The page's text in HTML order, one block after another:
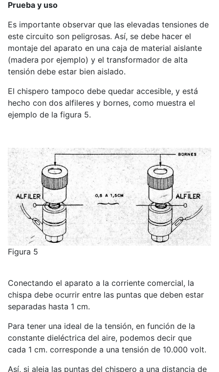
Prueba y uso
Es importante observar que las elevadas tensiones de
este circuito son peligrosas. Así, se debe hacer el
montaje del aparato en una caja de material aislante
(madera por ejemplo) y el transformador de alta
tensión debe estar bien aislado.
El chispero tampoco debe quedar accesible, y está
hecho con dos alfileres y bornes, como muestra el
ejemplo de la figura 5.
Figura 5
Conectando el aparato a la corriente comercial, la
chispa debe ocurrir entre las puntas que deben estar
separadas hasta 1 cm.
Para tener una ideal de la tensión, en función de la
constante dieléctrica del aire, podemos decir que
cada 1 cm. corresponde a una tensión de 10.000 volt.
Así, si aleja las puntas del chispero a una distancia de